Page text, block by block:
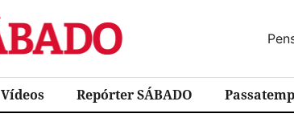
Vídeos Repórter SÁBADO